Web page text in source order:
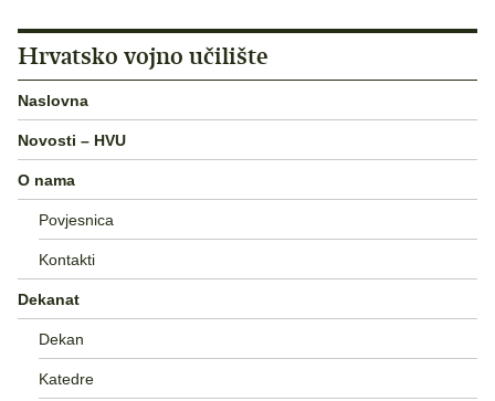
Hrvatsko vojno učilište
Naslovna
Novosti – HVU
O nama
Povjesnica
Kontakti
Dekanat
Dekan
Katedre